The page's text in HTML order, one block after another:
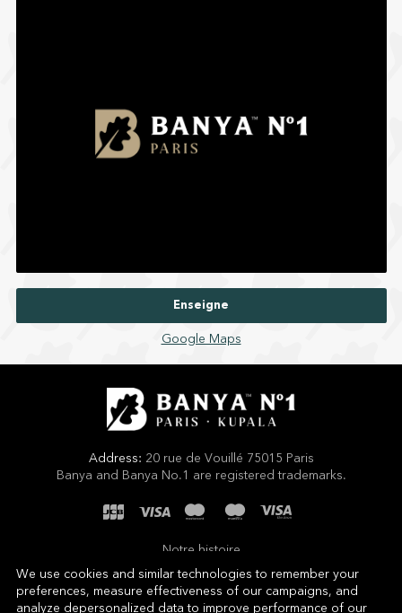
Enseigne
Google Maps
Address: 20 rue de Vouillé 75015 Paris
Banya and Banya No.1 are registered trademarks.
Notre histoire
Termes et conditions
We use cookies and similar technologies to remember your
preferences, measure effectiveness of our campaigns, and
analyze depersonalized data to improve performance of our